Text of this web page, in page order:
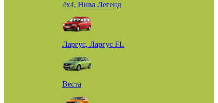
4х4, Нива Легенд
Ларгус, Ларгус FL
Веста